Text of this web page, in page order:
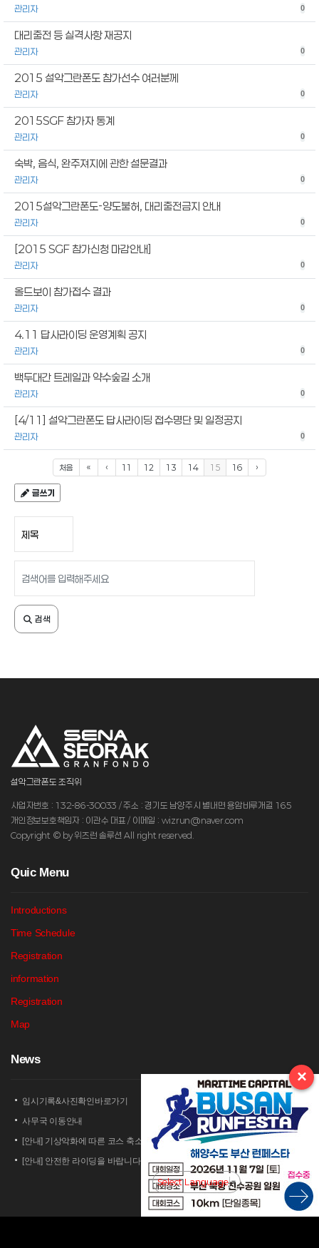
Select Language ▼
관리자 0
대리출전 등 실격사항 재공지
관리자 0
2015 설악그란폰도 참가선수 여러분께
관리자 0
2015SGF 참가자 통계
관리자 0
숙박, 음식, 완주져지에 관한 설문결과
관리자 0
2015설악그란폰도-양도불허, 대리출전금지 안내
관리자 0
[2015 SGF 참가신청 마감안내]
관리자 0
올드보이 참가접수 결과
관리자 0
4.11 답사라이딩 운영계획 공지
관리자 0
백두대간 트레일과 약수숲길 소개
관리자 0
[4/11] 설악그란폰도 답사라이딩 접수명단 및 일정공지
관리자 0
처음 « ‹ 11 12 13 14 15 16 ›
글쓰기
검색
설악그란폰도 조직위
사업자번호 : 132-86-30033 / 주소 : 경기도 남양주시 별내면 용암비루개길 165
개인정보보호책임자 : 이관수 대표 / 이메일 : wizrun@naver.com
Copyright © by 위즈런 솔루션 All right reserved.
Quic Menu
Introductions
Time Schedule
Registration
information
Registration
Map
News
임시기록&사진확인바로가기
사무국 이동안내
[안내] 기상악화에 따른 코스 축소 운영 안내
[안내] 안전한 라이딩을 바랍니다
[안내] 상남 부녀회 김밥 단체주문 및 먹거리 부스 운영 안내
2026 세나 설악그란폰도 보험 가입 안내
×